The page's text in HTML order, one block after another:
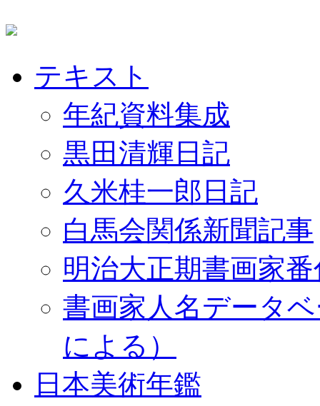
テキスト
年紀資料集成
黒田清輝日記
久米桂一郎日記
白馬会関係新聞記事
明治大正期書画家
書画家人名データ
による）
日本美術年鑑